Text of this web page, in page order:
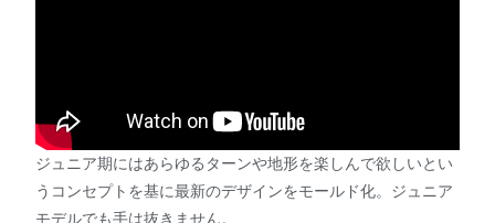
ジュニア期にはあらゆるターンや地形を楽しんで欲しいとい
うコンセプトを基に最新のデザインをモールド化。ジュニア
モデルでも手は抜きません。